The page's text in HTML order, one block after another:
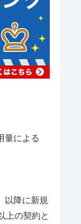
量による
以降に新規
上の契約と